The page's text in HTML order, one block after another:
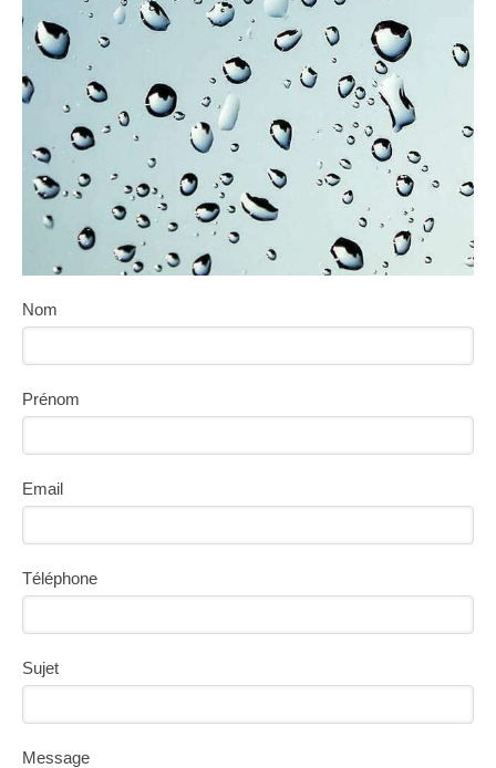
Nom
Prénom
Email
Téléphone
Sujet
Message